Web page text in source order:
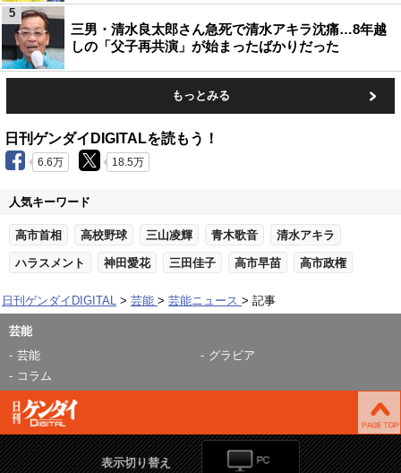
三男・清水良太郎さん急死で清水アキラ沈痛…8年越
しの「父子再共演」が始まったばかりだった
5
もっとみる
日刊ゲンダイDIGITALを読もう！
6.6万 18.5万
人気キーワード
高市首相 高校野球 三山凌輝 青木歌音 清水アキラ
ハラスメント 神田愛花 三田佳子 高市早苗 高市政権
日刊ゲンダイDIGITAL 芸能 芸能ニュース 記事
芸能
芸能
グラビア
コラム
表示切り替え